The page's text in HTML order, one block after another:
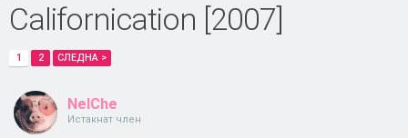
Californication [2007]
1 2 СЛЕДНА >
NelChe
Истакнат член